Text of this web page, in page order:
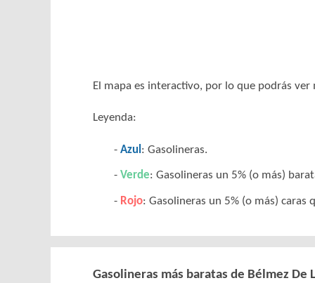
El mapa es interactivo, por lo que podrás
Leyenda:
Azul : Gasolineras.
Verde: Gasolineras un 5% (o más)
Rojo: Gasolineras un 5% (o más) caras
Gasolineras más baratas de Bélmez De